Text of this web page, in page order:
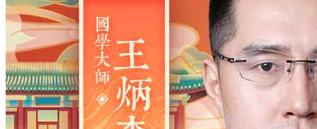
出生时间
2026年 日22 时13分
年
2028
2027 2026 2025 2024
2023
2022
2021 2020 2019 2018
2015
2014 2013 2012 2011
2009
2008 2007 2006 2005
2003